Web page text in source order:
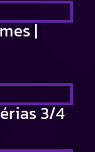
|
3/4